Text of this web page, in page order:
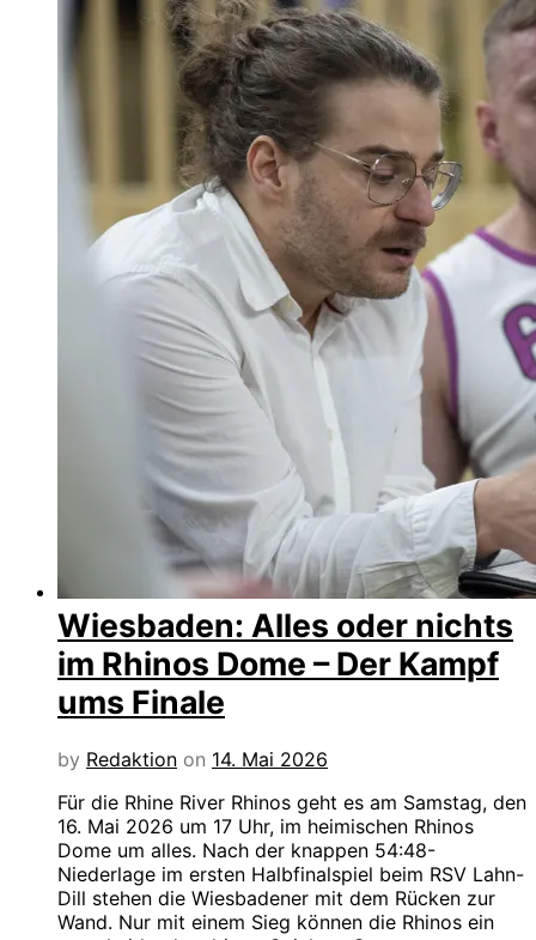
Wiesbaden: Alles oder nichts
im Rhinos Dome – Der Kampf
ums Finale
by Redaktion on 14. Mai 2026
Für die Rhine River Rhinos geht es am Samstag, den
16. Mai 2026 um 17 Uhr, im heimischen Rhinos
Dome um alles. Nach der knappen 54:48-
Niederlage im ersten Halbfinalspiel beim RSV Lahn-
Dill stehen die Wiesbadener mit dem Rücken zur
Wand. Nur mit einem Sieg können die Rhinos ein